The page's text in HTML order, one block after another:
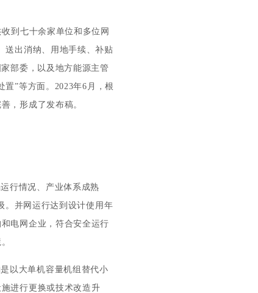
到七十余家单位和多位网
送出消纳、用地手续、补贴
部委，以及地方能源主管
”等方面。2023年6月，根
，形成了发布稿。
行情况、产业体系成熟
。并网运行达到设计使用年
电网企业，符合安全运行
以大单机容量机组替代小
进行更换或技术改造升